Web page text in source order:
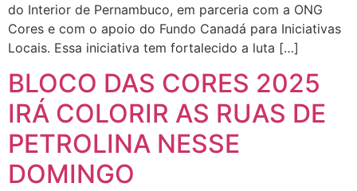
do Interior de Pernambuco, em parceria com a ONG
Cores e com o apoio do Fundo Canadá para Iniciativas
Locais. Essa iniciativa tem fortalecido a luta […]
BLOCO DAS CORES 2025
IRÁ COLORIR AS RUAS DE
PETROLINA NESSE
DOMINGO